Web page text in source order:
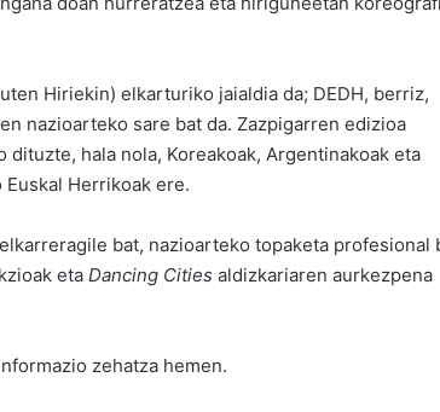
Hiriekin) elkarturiko jaialdia da; DEDH, berriz,
nazioarteko sare bat da. Zazpigarren edizioa
hala nola, Koreakoak, Argentinakoak eta
Euskal Herrikoak ere.
bat, nazioarteko topaketa profesional
eta Dancing Cities aldizkariaren aurkezpena
zehatza hemen.